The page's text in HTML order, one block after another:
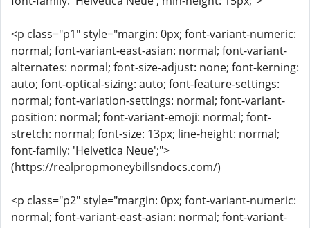
<p class="p1" style="margin: 0px; font-variant-numeric:
normal; font-variant-east-asian: normal; font-variant-
alternates: normal; font-size-adjust: none; font-kerning:
auto; font-optical-sizing: auto; font-feature-settings:
normal; font-variation-settings: normal; font-variant-
position: normal; font-variant-emoji: normal; font-
stretch: normal; font-size: 13px; line-height: normal;
font-family: 'Helvetica Neue';">
(https://realpropmoneybillsndocs.com/)
<p class="p2" style="margin: 0px; font-variant-numeric:
normal; font-variant-east-asian: normal; font-variant-